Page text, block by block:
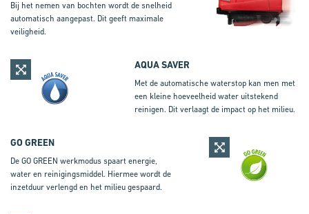
Bij het nemen van bochten wordt de snelheid
automatisch aangepast. Dit geeft maximale
veiligheid.
AQUA SAVER
Met de automatische waterstop kan men met
een kleine hoeveelheid water uitstekend
reinigen. Dit verlaagt de impact op het milieu.
GO GREEN
De GO GREEN werkmodus spaart energie,
water en reinigingsmiddel. Hiermee wordt de
inzetduur verlengd en het milieu gespaard.